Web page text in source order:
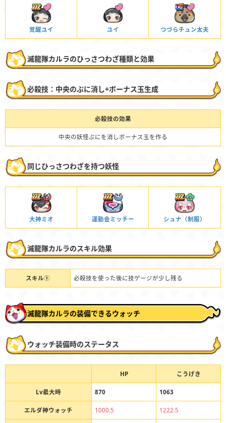
覚醒ユイ ユイ つづらチュン太夫
滅龍隊カルラのひっさつわざ種類と効果
必殺技：中央のぷに消し+ボーナス玉生成
必殺技の効果
中央の妖怪ぷにを消しボーナス玉を作る
同じひっさつわざを持つ妖怪
大神ミオ 運動会ミッチー シュナ（制服）
滅龍隊カルラのスキル効果
スキル① 必殺技を使った後に技ゲージが少し残る
滅龍隊カルラの装備できるウォッチ
ウォッチ装備時のステータス
HP こうげき
Lv最大時 870 1063
エルダ神ウォッチ 1000.5 1222.5